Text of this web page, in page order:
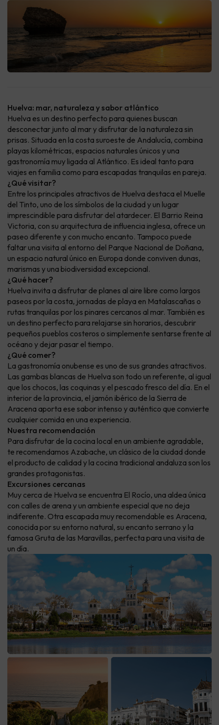
Huelva: mar, naturaleza y sabor atlántico
Huelva es un destino perfecto para quienes buscan
desconectar junto al mar y disfrutar de la naturaleza sin
prisas. Situada en la costa suroeste de Andalucía, combina
playas kilométricas, espacios naturales únicos y una
gastronomía muy ligada al Atlántico. Es ideal tanto para
viajes en familia como para escapadas tranquilas en pareja.
¿Qué visitar?
Entre los principales atractivos de Huelva destaca el Muelle
del Tinto, uno de los símbolos de la ciudad y un lugar
imprescindible para disfrutar del atardecer. El Barrio Reina
Victoria, con su arquitectura de influencia inglesa, ofrece un
paseo diferente y con mucho encanto. Tampoco puede
faltar una visita al entorno del Parque Nacional de Doñana,
un espacio natural único en Europa donde conviven dunas,
marismas y una biodiversidad excepcional.
¿Qué hacer?
Huelva invita a disfrutar de planes al aire libre como largos
paseos por la costa, jornadas de playa en Matalascañas o
rutas tranquilas por los pinares cercanos al mar. También es
un destino perfecto para relajarse sin horarios, descubrir
pequeños pueblos costeros o simplemente sentarse frente al
océano y dejar pasar el tiempo.
¿Qué comer?
La gastronomía onubense es uno de sus grandes atractivos.
Las gambas blancas de Huelva son todo un referente, al igual
que los chocos, las coquinas y el pescado fresco del día. En el
interior de la provincia, el jamón ibérico de la Sierra de
Aracena aporta ese sabor intenso y auténtico que convierte
cualquier comida en una experiencia.
Nuestra recomendación
Para disfrutar de la cocina local en un ambiente agradable,
te recomendamos Azabache, un clásico de la ciudad donde
el producto de calidad y la cocina tradicional andaluza son los
grandes protagonistas.
Excursiones cercanas
Muy cerca de Huelva se encuentra El Rocío, una aldea única
con calles de arena y un ambiente especial que no deja
indiferente. Otra escapada muy recomendable es Aracena,
conocida por su entorno natural, su encanto serrano y la
famosa Gruta de las Maravillas, perfecta para una visita de
un día.